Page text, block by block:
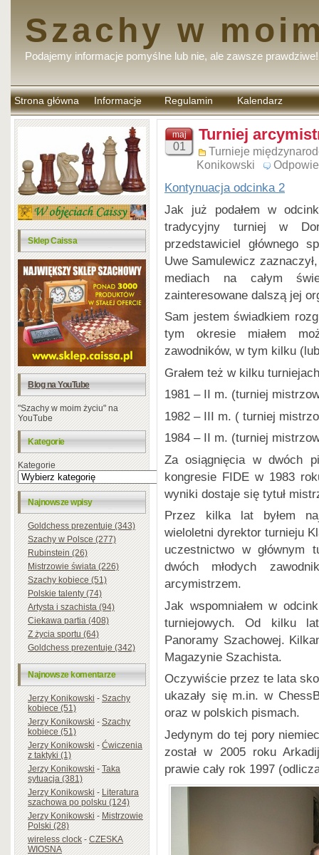
Szachy w
Podajemy informacje pomyślne lub nie, ale zawsze prawdziwe!
Strona główna Informacje Regulamin
komentarzy
Kalendarz
Sklep Caissa
Blog na YouTube
"Szachy w moim życiu" na
YouTube
Kategorie
Kategorie
Najnowsze wpisy
Goldchess prezentuje (343)
Szachy w Polsce (277)
Rubinstein (26)
Mistrzowie świata (226)
Szachy kobiece (51)
Polskie talenty (74)
Artysta i szachista (94)
Ciekawa partia (408)
Z życia sportu (64)
Goldchess prezentuje (342)
Najnowsze komentarze
Jerzy Konikowski-Szachy
kobiece (51)
Jerzy Konikowski-Szachy
kobiece (51)
Jerzy Konikowski-Ćwiczenia
z taktyki (1)
Jerzy Konikowski-Taka
sytuacja (381)
Jerzy Konikowski-Literatura
szachowa po polsku (124)
Jerzy Konikowski-Mistrzowie
Polski (28)
wireless clock-CZESKA
WIOSNA
maj
01
Turniej
Turnieje
Konikowski
Kontynuacja odcinka 2
Jak już podałem w
tradycyjny turniej w
przedstawiciel głównego
Uwe Samulewicz
mediach na całym
zainteresowane dalszą jej
Sam jestem świadkiem
tym okresie miałem
zawodników, w tym kilku
Grałem też w kilku
1981 – II m. (turniej
1982 – III m. ( turniej
1984 – II m. (turniej
Za osiągnięcia w dwóch
kongresie FIDE w 1983
wyniki dostaje się tytuł
Przez kilka lat byłem
wieloletni dyrektor turnieju
uczestnictwo w głównym
dwóch młodych
arcymistrzem.
Jak wspomniałem w
turniejowych. Od kilku
Panoramy Szachowej.
Magazynie Szachista.
Oczywiście przez te lata
ukazały się m.in. w
oraz w polskich pismach.
Jedynym do tej pory
został w 2005 roku
prawie cały rok 1997